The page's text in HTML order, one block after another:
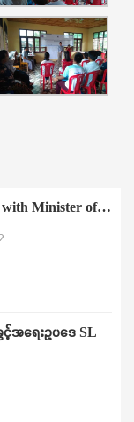
with Minister of…
အရေးဥပဒေ SL